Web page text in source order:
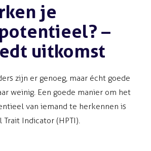
je
–
uitkomst
zijn er genoeg, maar écht goede
weinig. Een goede manier om het
van iemand te herkennen is
Indicator (HPTI).